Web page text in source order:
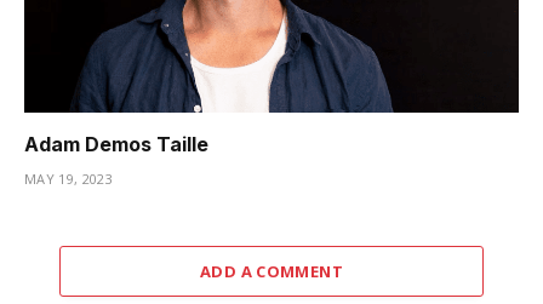
Adam Demos Taille
MAY 19, 2023
ADD A COMMENT